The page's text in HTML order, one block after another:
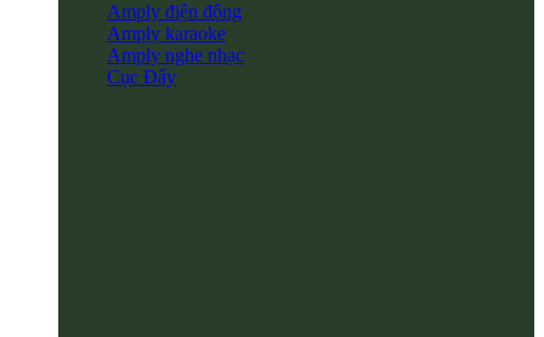
Amply điện động
Amply karaoke
Amply nghe nhạc
Cục Đẩy